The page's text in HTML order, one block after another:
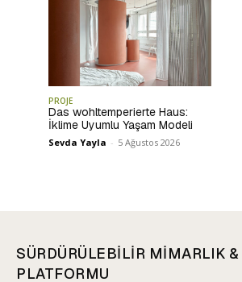
PROJE
Das wohltemperierte Haus:
İklime Uyumlu Yaşam Modeli
Sevda Yayla - 5 Ağustos 2026
SÜRDÜRÜLEBİLİR MİMARLIK &
PLATFORMU